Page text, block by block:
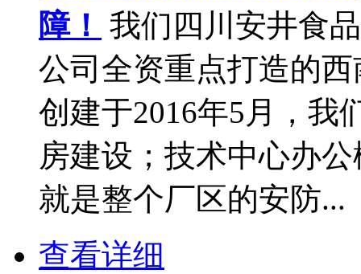
障！ 我们四川安井食
公司全资重点打造的
创建于2016年5月，我
房建设；技术中心办
就是整个厂区的安防...
查看详细